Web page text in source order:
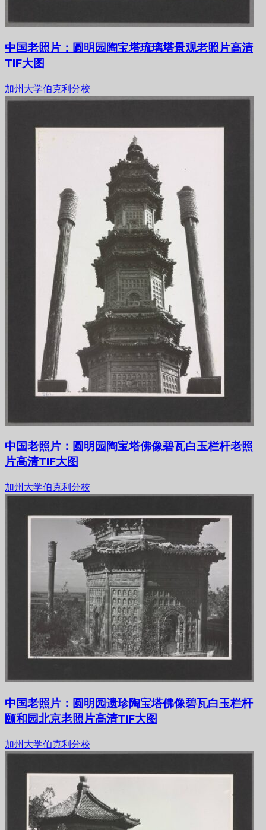
中国老照片：圆明园陶宝塔琉璃塔景观老照片高清
TIF大图
加州大学伯克利分校
中国老照片：圆明园陶宝塔佛像碧瓦白玉栏杆老照
片高清TIF大图
加州大学伯克利分校
中国老照片：圆明园遗珍陶宝塔佛像碧瓦白玉栏杆
颐和园北京老照片高清TIF大图
加州大学伯克利分校